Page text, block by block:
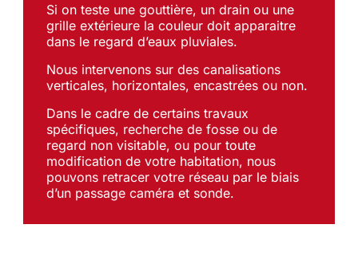
Si on teste une gouttière, un drain ou une
grille extérieure la couleur doit apparaitre
dans le regard d’eaux pluviales.
Nous intervenons sur des canalisations
verticales, horizontales, encastrées ou non.
Dans le cadre de certains travaux
spécifiques, recherche de fosse ou de
regard non visitable, ou pour toute
modification de votre habitation, nous
pouvons retracer votre réseau par le biais
d’un passage caméra et sonde.